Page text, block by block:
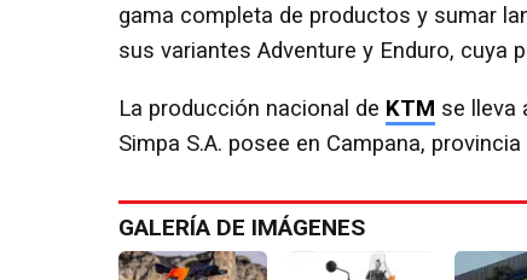
gama completa de productos y sumar
sus variantes Adventure y Enduro, cuya
La producción nacional de KTM se lleva
Simpa S.A. posee en Campana,
GALERÍA DE IMÁGENES